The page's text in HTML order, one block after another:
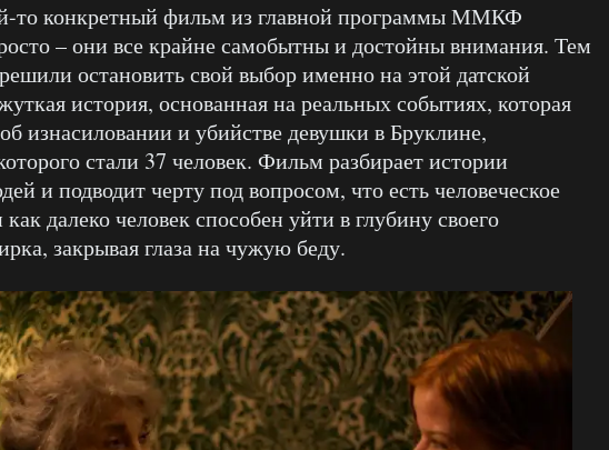
то конкретный фильм из главной программы ММКФ
– они все крайне самобытны и достойны внимания. Тем
остановить свой выбор именно на этой датской
история, основанная на реальных событиях, которая
изнасиловании и убийстве девушки в Бруклине,
стали 37 человек. Фильм разбирает истории
и подводит черту под вопросом, что есть человеческое
как далеко человек способен уйти в глубину своего
закрывая глаза на чужую беду.